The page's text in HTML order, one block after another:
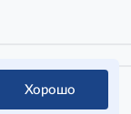
Хорошо